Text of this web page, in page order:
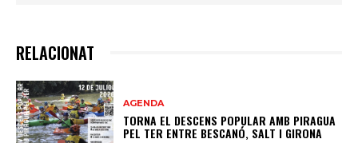
RELACIONAT
AGENDA
TORNA EL DESCENS POPULAR AMB PIRAGUA
PEL TER ENTRE BESCANÓ, SALT I GIRONA